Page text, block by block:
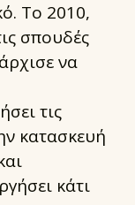
Το 2010,
σπουδές
να
τις
κατασκευή
κάτι